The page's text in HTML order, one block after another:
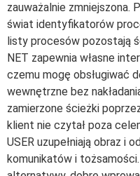
zauważalnie zmniejszona.
świat identyfikatorów
listy procesów pozostają
NET zapewnia własne
czemu mogę obsługiwać
wewnętrzne bez
zamierzone ścieżki
klient nie czytał poza
USER uzupełniają obraz i
komunikatów i